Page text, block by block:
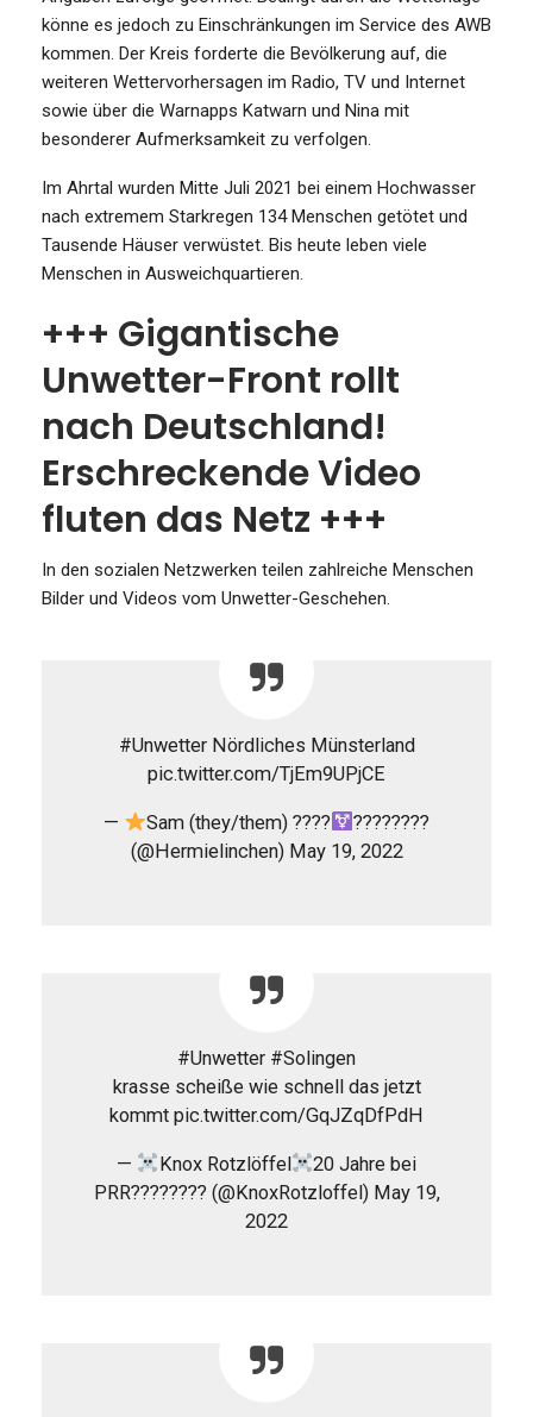
könne es jedoch zu Einschränkungen im Service des AWB
kommen. Der Kreis forderte die Bevölkerung auf, die
weiteren Wettervorhersagen im Radio, TV und Internet
sowie über die Warnapps Katwarn und Nina mit
besonderer Aufmerksamkeit zu verfolgen.
Im Ahrtal wurden Mitte Juli 2021 bei einem Hochwasser
nach extremem Starkregen 134 Menschen getötet und
Tausende Häuser verwüstet. Bis heute leben viele
Menschen in Ausweichquartieren.
+++ Gigantische
Unwetter-Front rollt
nach Deutschland!
Erschreckende Video
fluten das Netz +++
In den sozialen Netzwerken teilen zahlreiche Menschen
Bilder und Videos vom Unwetter-Geschehen.
#Unwetter Nördliches Münsterland
pic.twitter.com/TjEm9UPjCE
— Sam (they/them) ???? ????‍????
(@Hermielinchen) May 19, 2022
#Unwetter #Solingen
krasse scheiße wie schnell das jetzt
kommt pic.twitter.com/GqJZqDfPdH
— Knox Rotzlöffel
20 Jahre bei
PRR???????? (@KnoxRotzloffel) May 19,
2022